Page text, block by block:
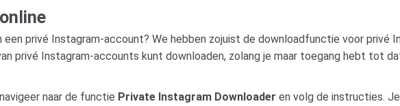
privé Instagram-account? We hebben zojuist de downloadfunctie voor privé
privé Instagram-accounts kunt downloaden, zolang je maar toegang hebt tot
naar de functie Private Instagram Downloader en volg de instructies.